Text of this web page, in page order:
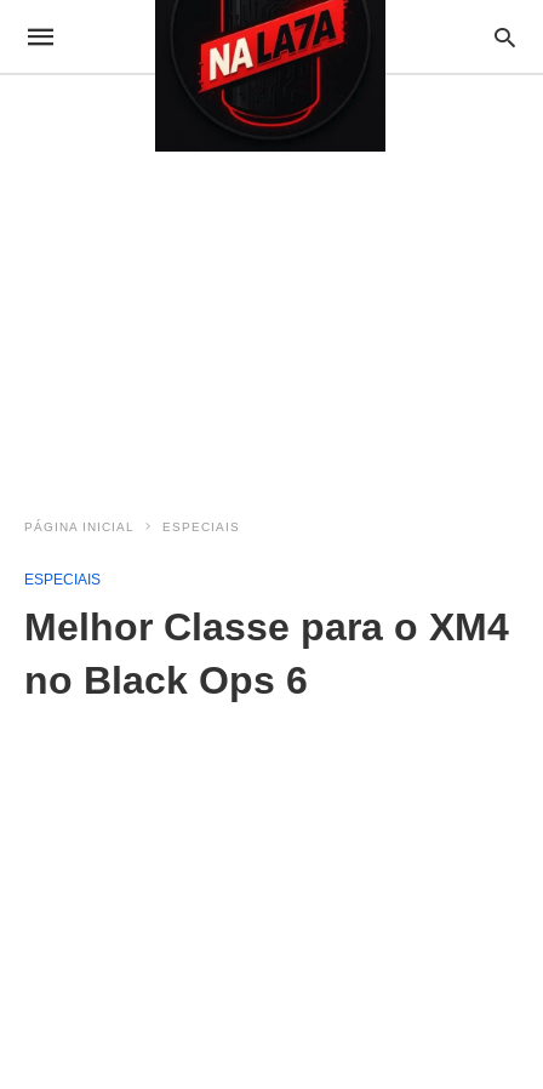
PÁGINA INICIAL ESPECIAIS
ESPECIAIS
Melhor Classe para o XM4
no Black Ops 6